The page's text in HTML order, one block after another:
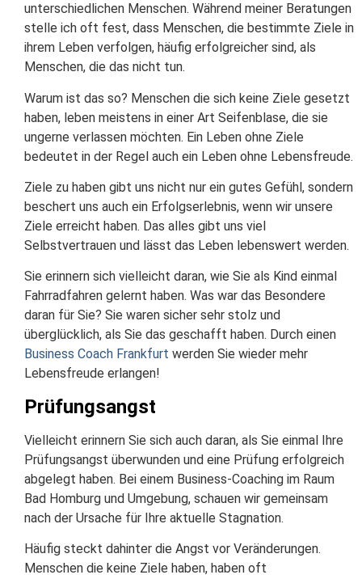
unterschiedlichen Menschen. Während meiner Beratungen
stelle ich oft fest, dass Menschen, die bestimmte Ziele in
ihrem Leben verfolgen, häufig erfolgreicher sind, als
Menschen, die das nicht tun.
Warum ist das so? Menschen die sich keine Ziele gesetzt
haben, leben meistens in einer Art Seifenblase, die sie
ungerne verlassen möchten. Ein Leben ohne Ziele
bedeutet in der Regel auch ein Leben ohne Lebensfreude.
Ziele zu haben gibt uns nicht nur ein gutes Gefühl, sondern
beschert uns auch ein Erfolgserlebnis, wenn wir unsere
Ziele erreicht haben. Das alles gibt uns viel
Selbstvertrauen und lässt das Leben lebenswert werden.
Sie erinnern sich vielleicht daran, wie Sie als Kind einmal
Fahrradfahren gelernt haben. Was war das Besondere
daran für Sie? Sie waren sicher sehr stolz und
überglücklich, als Sie das geschafft haben. Durch einen
Business Coach Frankfurt werden Sie wieder mehr
Lebensfreude erlangen!
Prüfungsangst
Vielleicht erinnern Sie sich auch daran, als Sie einmal Ihre
Prüfungsangst überwunden und eine Prüfung erfolgreich
abgelegt haben. Bei einem Business-Coaching im Raum
Bad Homburg und Umgebung, schauen wir gemeinsam
nach der Ursache für Ihre aktuelle Stagnation.
Häufig steckt dahinter die Angst vor Veränderungen.
Menschen die keine Ziele haben, haben oft